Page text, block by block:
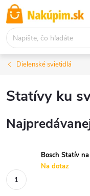
Prejsť
na
obsah
Dielenské svietidlá
Statívy ku
Bosch Statív
Na dotaz